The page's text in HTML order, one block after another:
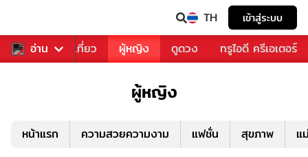
TH เข้าสู่ระบบ
อ่าน
อาหาร ท่องเที่ยว ผู้หญิง ดูดวง ทรูไอดี ครีเอเตอร์
ผู้หญิง
หน้าแรก ความสวยความงาม แฟชั่น สุขภาพ แ